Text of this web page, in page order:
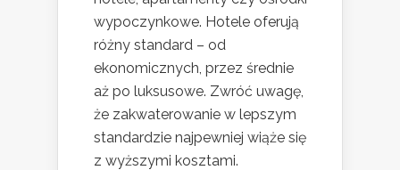
wypoczynkowe. Hotele oferują
różny standard – od
ekonomicznych, przez średnie
aż po luksusowe. Zwróć uwagę,
że zakwaterowanie w lepszym
standardzie najpewniej wiąże się
z wyższymi kosztami.